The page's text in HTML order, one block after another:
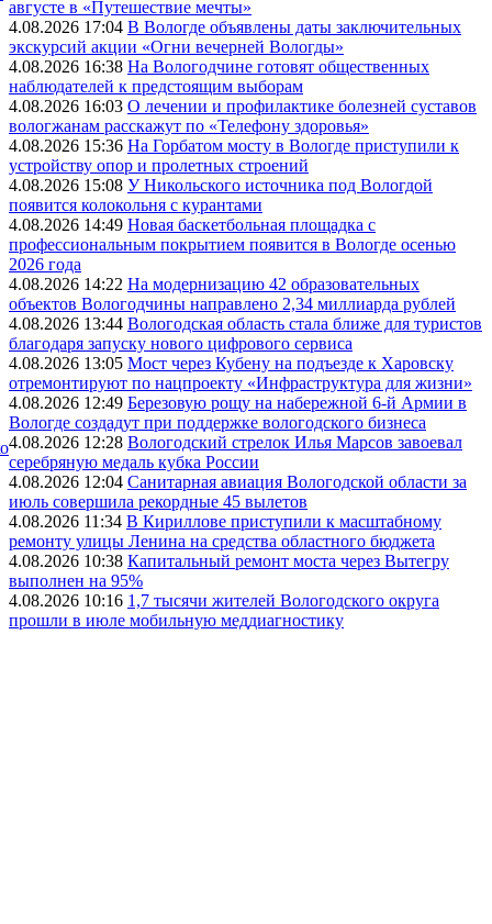
августе в «Путешествие мечты»
4.08.2026 17:04 В Вологде объявлены даты заключительных
экскурсий акции «Огни вечерней Вологды»
4.08.2026 16:38 На Вологодчине готовят общественных
наблюдателей к предстоящим выборам
4.08.2026 16:03 О лечении и профилактике болезней суставов
вологжанам расскажут по «Телефону здоровья»
4.08.2026 15:36 На Горбатом мосту в Вологде приступили к
устройству опор и пролетных строений
4.08.2026 15:08 У Никольского источника под Вологдой
появится колокольня с курантами
4.08.2026 14:49 Новая баскетбольная площадка с
профессиональным покрытием появится в Вологде осенью
2026 года
4.08.2026 14:22 На модернизацию 42 образовательных
объектов Вологодчины направлено 2,34 миллиарда рублей
4.08.2026 13:44 Вологодская область стала ближе для туристов
благодаря запуску нового цифрового сервиса
4.08.2026 13:05 Мост через Кубену на подъезде к Харовску
отремонтируют по нацпроекту «Инфраструктура для жизни»
4.08.2026 12:49 Березовую рощу на набережной 6-й Армии в
Вологде создадут при поддержке вологодского бизнеса
4.08.2026 12:28 Вологодский стрелок Илья Марсов завоевал
серебряную медаль кубка России
4.08.2026 12:04 Санитарная авиация Вологодской области за
июль совершила рекордные 45 вылетов
4.08.2026 11:34 В Кириллове приступили к масштабному
ремонту улицы Ленина на средства областного бюджета
4.08.2026 10:38 Капитальный ремонт моста через Вытегру
выполнен на 95%
4.08.2026 10:16 1,7 тысячи жителей Вологодского округа
прошли в июле мобильную меддиагностику